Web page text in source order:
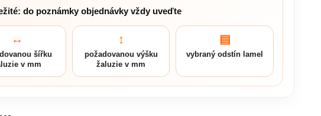
do poznámky objednávky vždy uveďte
↔
šířku
v mm
↕
požadovanou výšku
žaluzie v mm
▤
vybraný odstín lamel